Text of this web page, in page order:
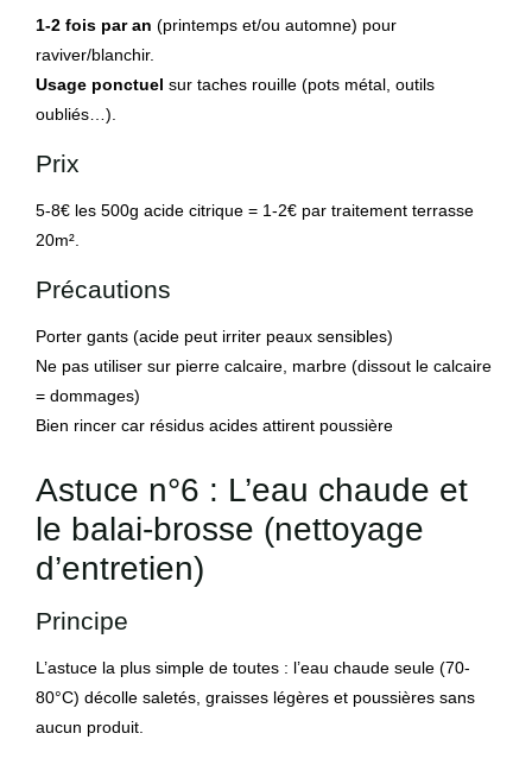
1-2 fois par an (printemps et/ou automne) pour
raviver/blanchir.
Usage ponctuel sur taches rouille (pots métal, outils
oubliés…).
Prix
5-8€ les 500g acide citrique = 1-2€ par traitement terrasse
20m².
Précautions
Porter gants (acide peut irriter peaux sensibles)
Ne pas utiliser sur pierre calcaire, marbre (dissout le calcaire
= dommages)
Bien rincer car résidus acides attirent poussière
Astuce n°6 : L’eau chaude et
le balai-brosse (nettoyage
d’entretien)
Principe
L’astuce la plus simple de toutes : l’eau chaude seule (70-
80°C) décolle saletés, graisses légères et poussières sans
aucun produit.